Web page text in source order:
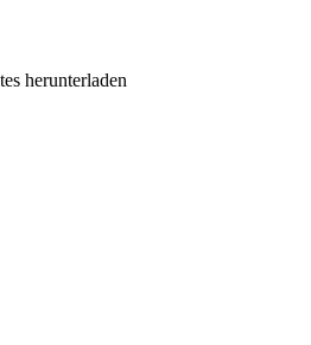
herunterladen